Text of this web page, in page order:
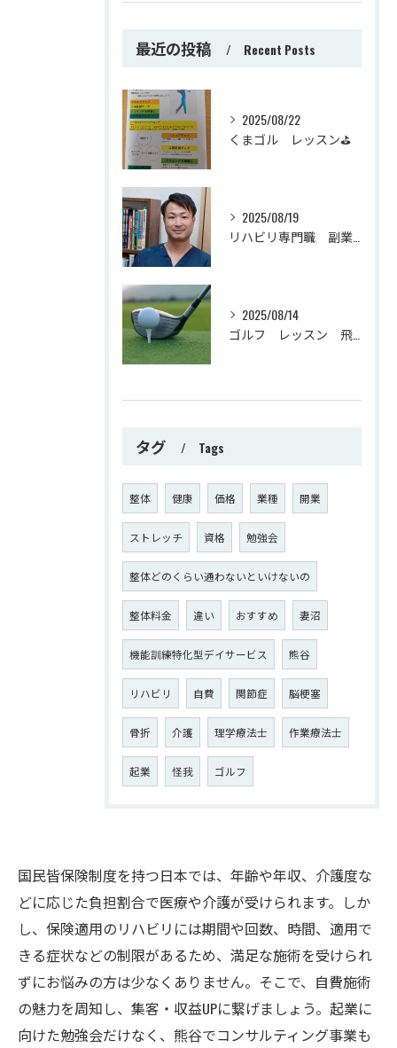
最近の投稿 Recent Posts
2025/08/22
くまゴル レッスン⛳
2025/08/19
2025/08/14
タグ Tags
整体 健康 価格 業種 開業
ストレッチ 資格 勉強会
整体どのくらい通わないといけないの
整体料金 違い おすすめ 妻沼
機能訓練特化型デイサービス 熊谷
リハビリ 自費 関節症 脳梗塞
骨折 介護 理学療法士 作業療法士
起業 怪我 ゴルフ
国民皆保険制度を持つ日本では、年齢や年収、介護度な
どに応じた負担割合で医療や介護が受けられます。しか
し、保険適用のリハビリには期間や回数、時間、適用で
きる症状などの制限があるため、満足な施術を受けられ
ずにお悩みの方は少なくありません。そこで、自費施術
の魅力を周知し、集客・収益UPに繋げましょう。起業に
向けた勉強会だけなく、熊谷でコンサルティング事業も